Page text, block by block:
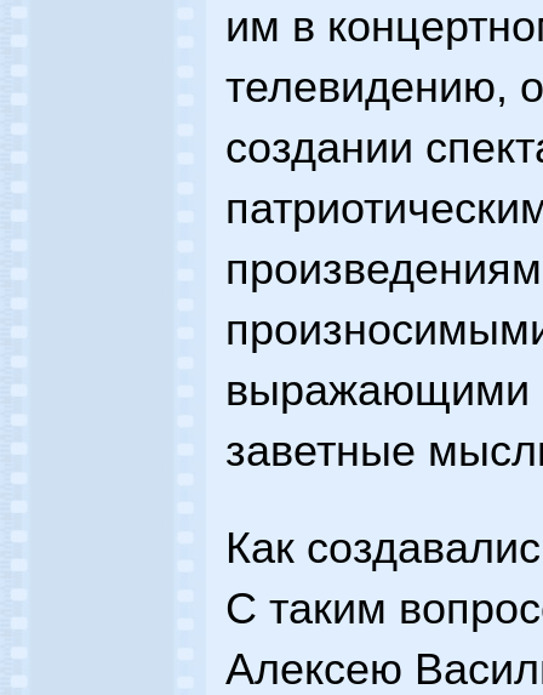
им в
телевидению,
создании
выражающими
заветные
Как
С таким
Алексею